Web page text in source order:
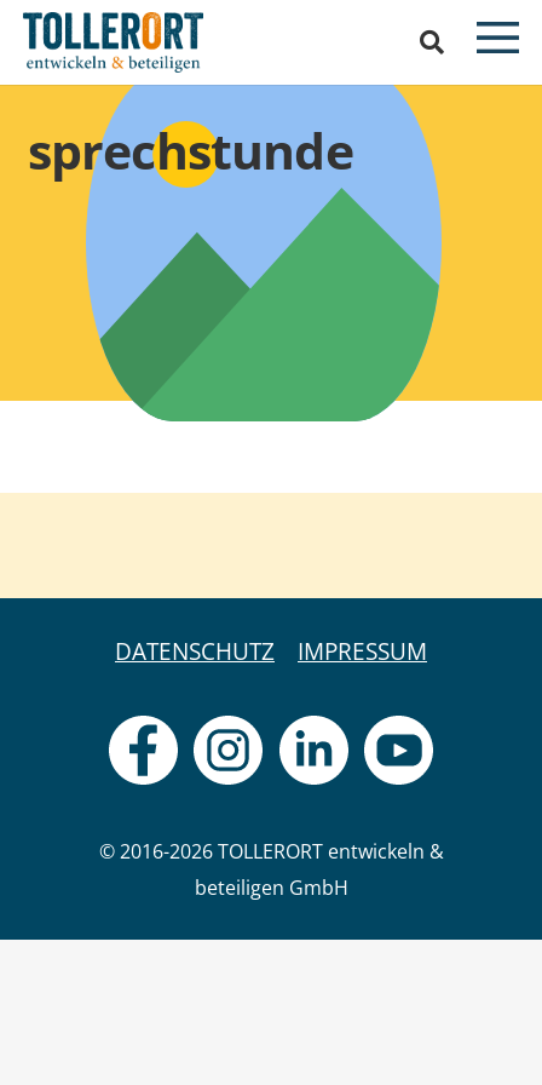
sprechstunde
DATENSCHUTZ IMPRESSUM
© 2016-2026 TOLLERORT entwickeln &
beteiligen GmbH